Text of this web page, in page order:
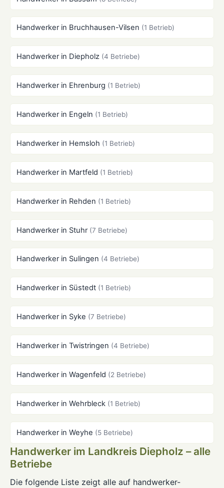
Handwerker in Bruchhausen-Vilsen (1 Betrieb)
Handwerker in Diepholz (4 Betriebe)
Handwerker in Ehrenburg (1 Betrieb)
Handwerker in Engeln (1 Betrieb)
Handwerker in Hemsloh (1 Betrieb)
Handwerker in Martfeld (1 Betrieb)
Handwerker in Rehden (1 Betrieb)
Handwerker in Stuhr (7 Betriebe)
Handwerker in Sulingen (4 Betriebe)
Handwerker in Süstedt (1 Betrieb)
Handwerker in Syke (7 Betriebe)
Handwerker in Twistringen (4 Betriebe)
Handwerker in Wagenfeld (2 Betriebe)
Handwerker in Wehrbleck (1 Betrieb)
Handwerker in Weyhe (5 Betriebe)
Handwerker im Landkreis Diepholz – alle
Betriebe
Die folgende Liste zeigt alle auf handwerker-